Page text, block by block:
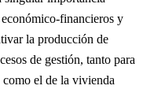
financieros y
la producción de
de gestión, tanto para
el de la vivienda